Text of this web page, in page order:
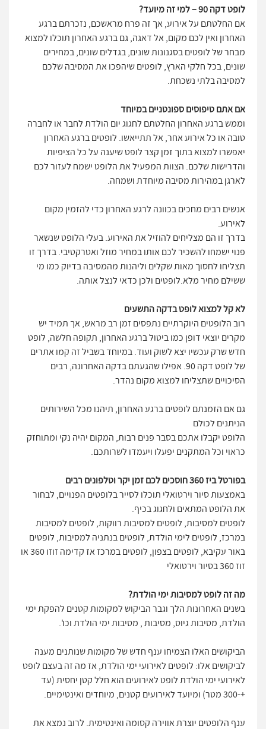
לופט דקה 90 – למי זה מיועד?
אם החלטתם על אירוע, אך זה פרח מראשכם, נזכרתם ברגע
האחרון ואין לכם מקום, אל דאגה, גם ברגע האחרון תוכלו למצוא
מבחר של לופטים בסגנונות שונים, בגדלים שונים, במחירים
שונים, בכל חלקי הארץ, לופטים שיהפכו את המסיבה שלכם
למסיבה בלתי נשכחת.
אם אתם טיפוסים ספונטניים במיוחד
וממש ברגע האחרון החלטתם לחגוג יום הולדת לחבר או לחברה
טובה או כל אירוע אחר, אל תתייאשו. לופטים ברגע האחרון
יאפשרו למצוא בתוך זמן קצר לופט שיענה על כל הציפיות
והדרישות שלכם. הצוות המפעיל את הלופט ישמח לעזור לכם
לארגן במהירות מסיבה מיוחדת ושמחה.
אנשים רבים מחכים בכוונה לרגע האחרון כדי להזמין מקום
לאירוע.
בדרך זו הם מצליחים להוזיל את האירוע. בעלי הלופט שנשאר
פנוי ישמחו להשכיר לכם אותו במחיר מוזל ואטרקטיבי. בדרך זו
תצליחו לחסוך מאות שקלים וליהנות מהמסיבה בדיוק כמו מי
ששילם מחיר מלא.לופטים ולכן כדאי לנצל אותה.
לא קל למצוא לופט בדקה התשעים
רוב הלופטים היוקרתיים נתפסים זמן רב מראש, אך תמיד יש
מקרים יוצאי דופן כמו ביטול ברגע האחרון, תקופה חלשה, לופט
חדש שרק עכשיו יצא לשוק ועוד. במיוחד בשביל זה קמו אתרים
של לופט דקה 90. אפילו שהגעתם בדקה האחרונה, רבים
הסיכויים שתצליחו למצוא מקום נהדר.
גם אם הזמנתם לופטים ברגע האחרון, תיהנו מכל השירותים
הניתנים לכולם
הלופט יקבלו אתכם בסבר פנים רבות, המקום יהיה נקי ומתוחזק
כראוי וכל המתקנים יפעלו ויעמדו לשרותכם.
בפורטל ביז 360 חוסכים לכם זמן יקר וטלפונים רבים
באמצעות סיור וירטואלי תוכלו לסייר בלופטים הפנויים, לבחור
את הלופט המתאים ולחגוג בכיף.
לופטים למסיבות, לופטים למסיבות רווקות, לופטים למסיבות
במרכז, לופטים לימי הולדת, לופטים בנתניה למסיבות, לופטים
באור עקיבא, לופטים בצפון, לופטים במרכז אז קדימה זוזו 360 או
זוז 360 בסיור וירטואלי
מה זה לופט למסיבות ימי הולדת?
בשנים האחרונות הלך וגבר הביקוש למקומות קטנים להפקת ימי
הולדת, מסיבות גיוס, מסיבות , מסיבות ימי הולדת וכו'.
הביקושים האלו הצמיחו ענף חדש של מקומות שנותנים מענה
לביקושים אלו: לופטים לאירועי ימי הולדת, אז מה זה בעצם לופט
לאירועי ימי הולדת לופט לאירועים הוא חלל קטן יחסית (עד
+-300 מטר) ומיועד לאירועים קטנים, מיוחדים ואינטימיים.
ענף הלופטים יוצרת אווירה קסומה ואינטימית. לרוב נמצא את